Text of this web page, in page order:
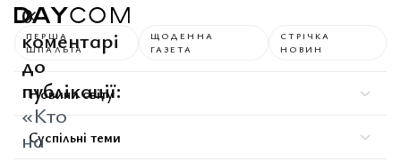
0
коментарі
до
публікації:
«Кто
на
ПЕРША
ШПАЛЬТА
ЩОДЕННА
ГАЗЕТА
СТРІЧКА
НОВИН
Новини світу
Суспільні теми